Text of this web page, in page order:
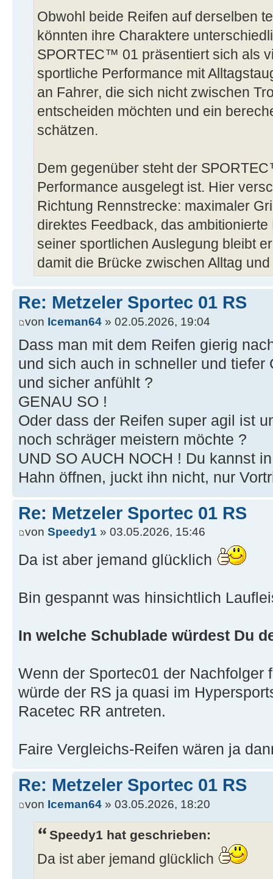
Obwohl beide Reifen auf derselben
könnten ihre Charaktere
SPORTEC™ 01 präsentiert sich als
sportliche Performance mit
an Fahrer, die sich nicht zwischen
entscheiden möchten und ein
schätzen.
Dem gegenüber steht der
Performance ausgelegt ist. Hier
Richtung Rennstrecke: maximaler
direktes Feedback, das
seiner sportlichen Auslegung bleibt
damit die Brücke zwischen Alltag
Re: Metzeler Sportec 01 RS
von Iceman64 » 02.05.2026, 19:04
Dass man mit dem Reifen gierig
und sich auch in schneller und tiefer
und sicher anfühlt ?
GENAU SO !
Oder dass der Reifen super agil ist
noch schräger meistern möchte ?
UND SO AUCH NOCH ! Du kannst
Hahn öffnen, juckt ihn nicht, nur
Re: Metzeler Sportec 01 RS
von Speedy1 » 03.05.2026, 15:46
Da ist aber jemand glücklich
Bin gespannt was hinsichtlich
In welche Schublade würdest Du
Wenn der Sportec01 der Nachfolger
würde der RS ja quasi im
Racetec RR antreten.
Faire Vergleichs-Reifen wären ja
Re: Metzeler Sportec 01 RS
von Iceman64 » 03.05.2026, 18:20
Speedy1 hat geschrieben:
Da ist aber jemand glücklich